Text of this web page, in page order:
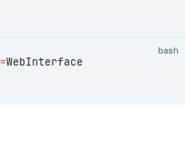
bash
=WebInterface